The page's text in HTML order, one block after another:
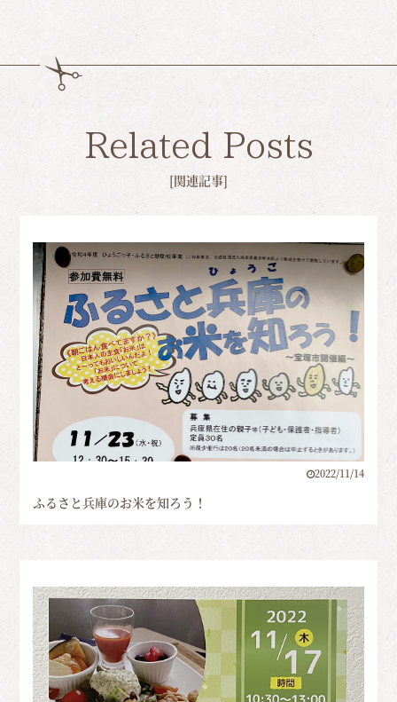
Related Posts
[関連記事]
2022/11/14
ふるさと兵庫のお米を知ろう！